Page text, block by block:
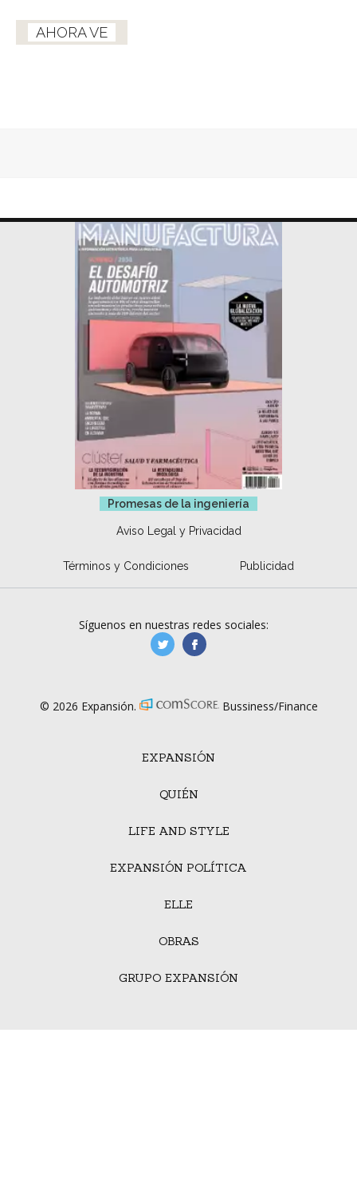
AHORA VE
Promesas de la ingeniería
Aviso Legal y Privacidad
Términos y Condiciones Publicidad
EXPANSIÓN
QUIÉN
LIFE AND STYLE
EXPANSIÓN POLÍTICA
ELLE
OBRAS
GRUPO EXPANSIÓN
Síguenos en nuestras redes sociales:
manufacturaGE
© 2026 Expansión. Bussiness/Finance